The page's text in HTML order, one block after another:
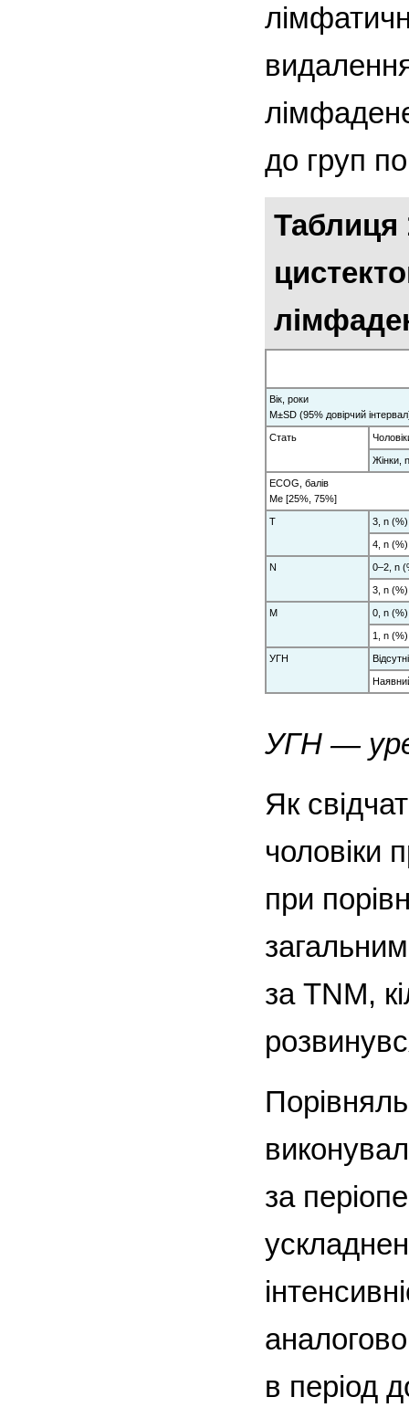
до груп
Таблиця
Вік, роки
M±SD (95% довірчий
Стать
Жінки,
ECOG, балів
Me [25%, 75%]
T 3, n (%)
4, n (%)
N 0–2, n
3, n (%)
М 0, n (%)
1, n (%)
УГН
УГН —
Як
чоловіки
при
за TNM,
за
в період